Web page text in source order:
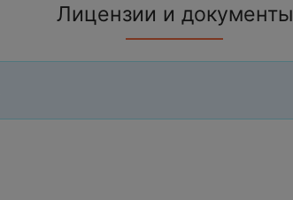
Лицензии и документы